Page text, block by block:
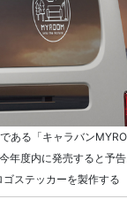
ある「キャラバン
年度内に発売すると予
ステッカーを製作する